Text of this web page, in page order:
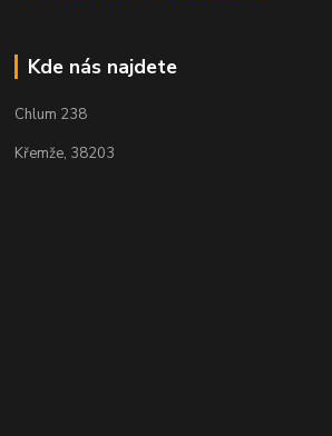
Kde nás najdete
Chlum 238
Křemže, 38203